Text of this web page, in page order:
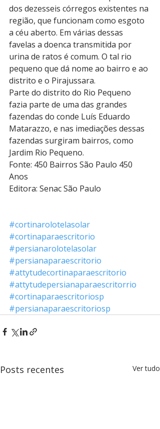
dos dezesseis córregos existentes na
região, que funcionam como esgoto
a céu aberto. Em várias dessas
favelas a doenca transmitida por
urina de ratos é comum. O tal rio
pequeno que dá nome ao bairro e ao
distrito e o Pirajussara.
Parte do distrito do Rio Pequeno
fazia parte de uma das grandes
fazendas do conde Luís Eduardo
Matarazzo, e nas imediações dessas
fazendas surgiram bairros, como
Jardim Rio Pequeno.
Fonte: 450 Bairros São Paulo 450
Anos
Editora: Senac São Paulo
#cortinarolotelasolar
#cortinaparaescritorio
#persianarolotelasolar
#persianaparaescritorio
#attytudecortinaparaescritorio
#attytudepersianaparaescritorrio
#cortinaparaescritoriosp
#persianaparaescritoriosp
Posts recentes Ver tudo